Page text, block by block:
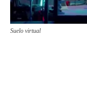
Suelo virtual